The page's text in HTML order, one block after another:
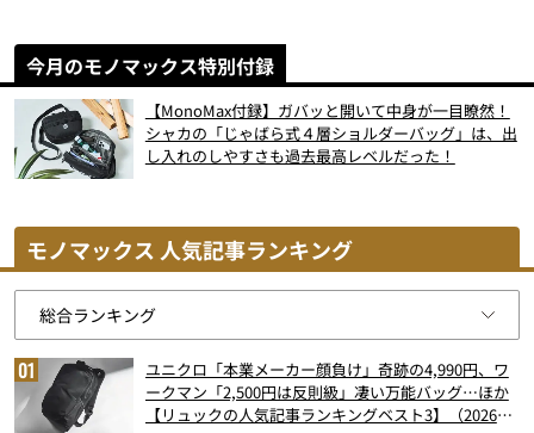
今月のモノマックス特別付録
【MonoMax付録】ガバッと開いて中身が一目瞭然！
シャカの「じゃばら式４層ショルダーバッグ」は、出
し入れのしやすさも過去最高レベルだった！
モノマックス 人気記事ランキング
ユニクロ「本業メーカー顔負け」奇跡の4,990円、ワ
ークマン「2,500円は反則級」凄い万能バッグ…ほか
【リュックの人気記事ランキングベスト3】（2026年